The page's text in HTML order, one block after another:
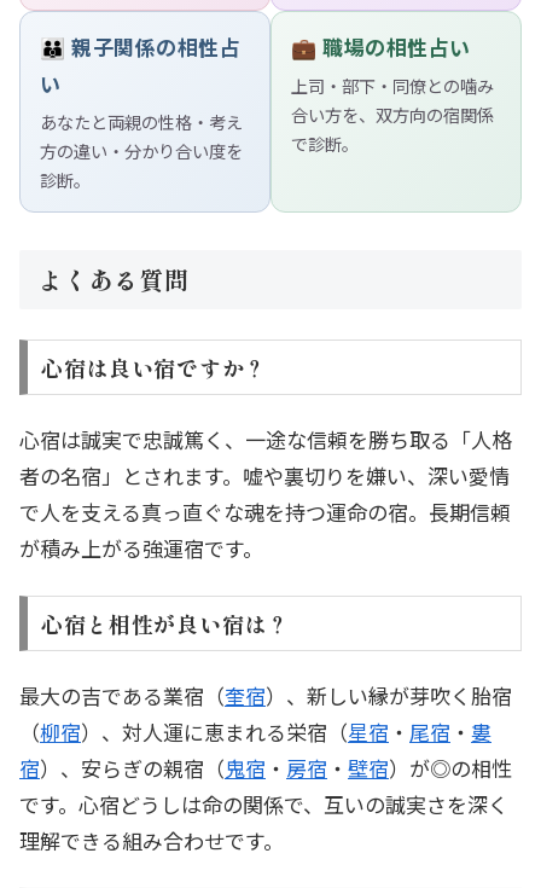
👪 親子関係の相性占
い
あなたと両親の性格・考え
方の違い・分かり合い度を
診断。
💼 職場の相性占い
上司・部下・同僚との噛み
合い方を、双方向の宿関係
で診断。
よくある質問
心宿は良い宿ですか？
心宿は誠実で忠誠篤く、一途な信頼を勝ち取る「人格
者の名宿」とされます。嘘や裏切りを嫌い、深い愛情
で人を支える真っ直ぐな魂を持つ運命の宿。長期信頼
が積み上がる強運宿です。
心宿と相性が良い宿は？
最大の吉である業宿（奎宿）、新しい縁が芽吹く胎宿
（柳宿）、対人運に恵まれる栄宿（星宿 ・ 尾宿 ・ 婁
宿）、安らぎの親宿（鬼宿 ・ 房宿 ・ 壁宿）が◎の相性
です。心宿どうしは命の関係で、互いの誠実さを深く
理解できる組み合わせです。